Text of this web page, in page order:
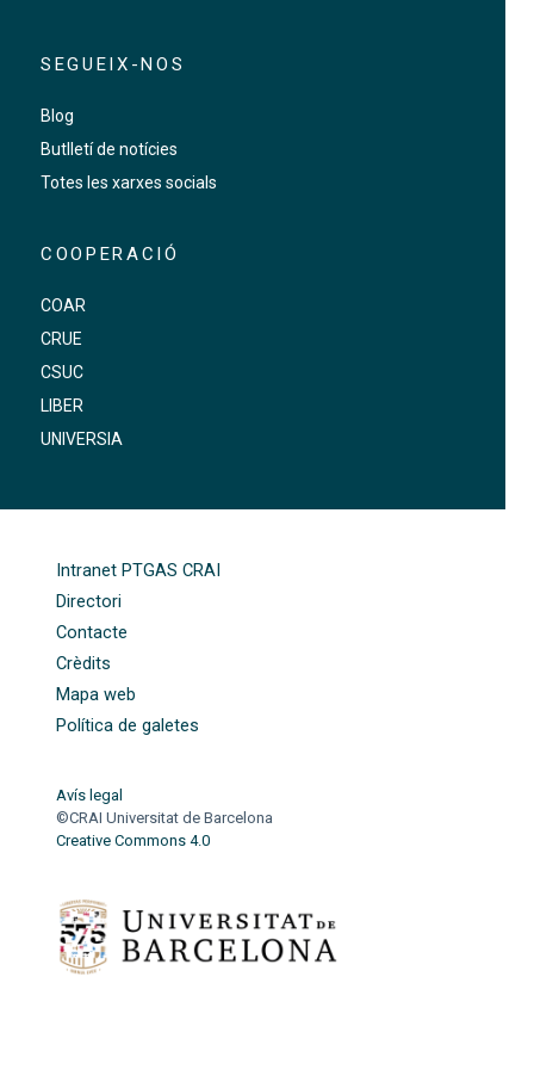
SEGUEIX-NOS
Blog
Butlletí de notícies
Totes les xarxes socials
COOPERACIÓ
COAR
CRUE
CSUC
LIBER
UNIVERSIA
Intranet PTGAS CRAI
Directori
Contacte
Crèdits
Mapa web
Política de galetes
Avís legal
©CRAI Universitat de Barcelona
Creative Commons 4.0